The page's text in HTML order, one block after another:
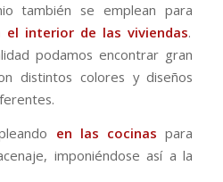
también se emplean para
el interior de las viviendas.
podamos encontrar gran
distintos colores y diseños
en las cocinas para
imponiéndose así a la